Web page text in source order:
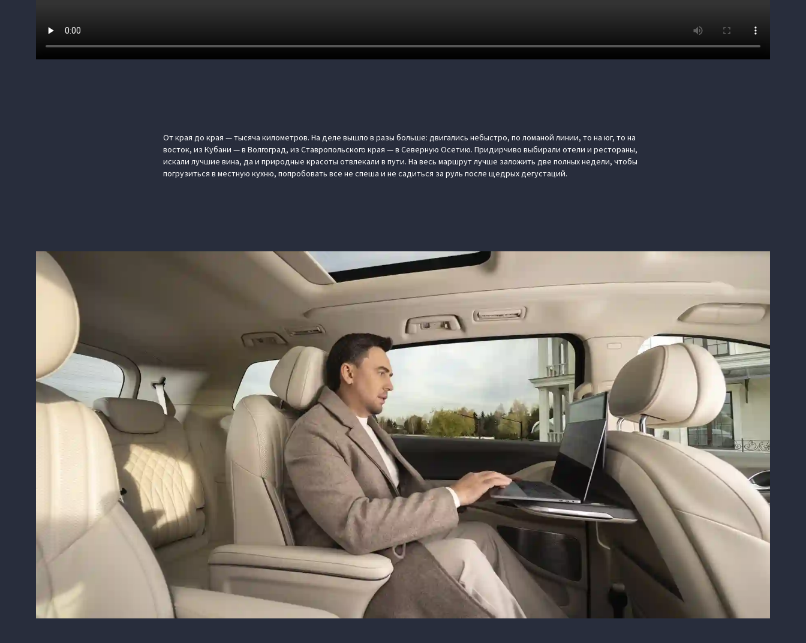
От края до края — тысяча километров. На деле вышло в разы больше: двигались небыстро, по ломаной линии, то на юг, то на
восток, из Кубани — в Волгоград, из Ставропольского края — в Северную Осетию. Придирчиво выбирали отели и рестораны,
искали лучшие вина, да и природные красоты отвлекали в пути. На весь маршрут лучше заложить две полных недели, чтобы
погрузиться в местную кухню, попробовать все не спеша и не садиться за руль после щедрых дегустаций.